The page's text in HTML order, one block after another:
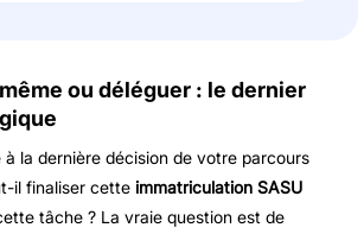
ou déléguer : le dernier
à la dernière décision de votre parcours
il finaliser cette immatriculation SASU
tâche ? La vraie question est de